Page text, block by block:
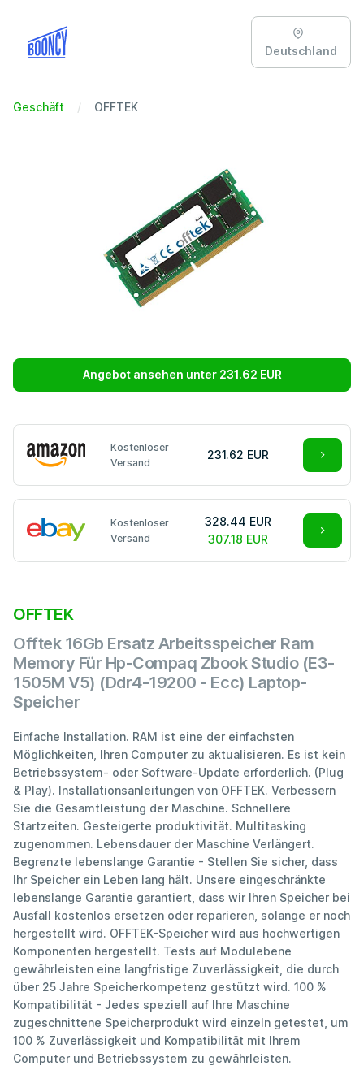
Deutschland
Geschäft OFFTEK
Angebot ansehen unter 231.62 EUR
Kostenloser
Versand
231.62 EUR
Kostenloser
Versand
328.44 EUR
307.18 EUR
OFFTEK
Offtek 16Gb Ersatz Arbeitsspeicher Ram
Memory Für Hp-Compaq Zbook Studio (E3-
1505M V5) (Ddr4-19200 - Ecc) Laptop-
Speicher
Einfache Installation. RAM ist eine der einfachsten
Möglichkeiten, Ihren Computer zu aktualisieren. Es ist kein
Betriebssystem- oder Software-Update erforderlich. (Plug
& Play). Installationsanleitungen von OFFTEK. Verbessern
Sie die Gesamtleistung der Maschine. Schnellere
Startzeiten. Gesteigerte produktivität. Multitasking
zugenommen. Lebensdauer der Maschine Verlängert.
Begrenzte lebenslange Garantie - Stellen Sie sicher, dass
Ihr Speicher ein Leben lang hält. Unsere eingeschränkte
lebenslange Garantie garantiert, dass wir Ihren Speicher bei
Ausfall kostenlos ersetzen oder reparieren, solange er noch
hergestellt wird. OFFTEK-Speicher wird aus hochwertigen
Komponenten hergestellt. Tests auf Modulebene
gewährleisten eine langfristige Zuverlässigkeit, die durch
über 25 Jahre Speicherkompetenz gestützt wird. 100 %
Kompatibilität - Jedes speziell auf Ihre Maschine
zugeschnittene Speicherprodukt wird einzeln getestet, um
100 % Zuverlässigkeit und Kompatibilität mit Ihrem
Computer und Betriebssystem zu gewährleisten.